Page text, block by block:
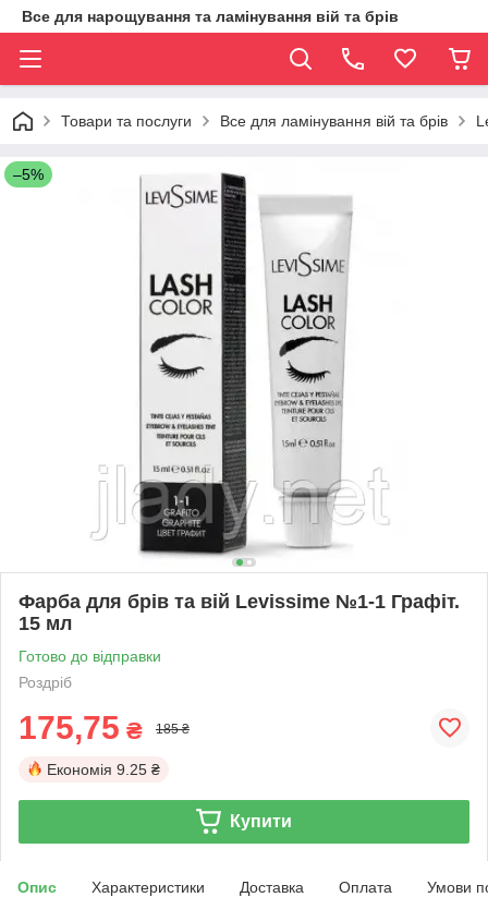
Все для нарощування та ламінування вій та брів
Товари та послуги Все для ламінування вій та брів
–5%
Фарба для брів та вій Levissime №1-1 Графіт.
15 мл
Готово до відправки
Роздріб
175,75 ₴ 185 ₴
Економія 9.25 ₴
Купити
Опис Характеристики Доставка Оплата Умови